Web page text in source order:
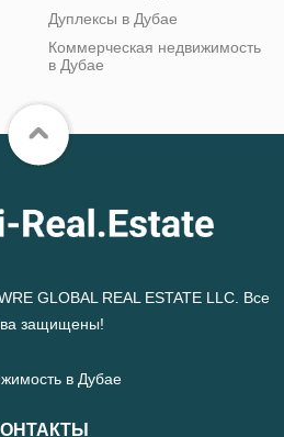
Дуплексы в Дубае
Коммерческая недвижимость
в Дубае
GLOBAL REAL ESTATE LLC. Все
защищены!
в Дубае